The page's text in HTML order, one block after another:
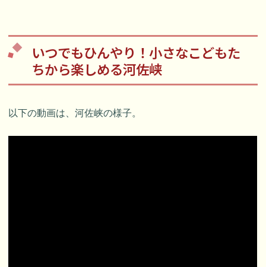
いつでもひんやり！小さなこどもた
ちから楽しめる河佐峡
以下の動画は、河佐峡の様子。